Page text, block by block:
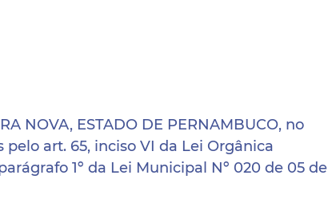
NOVA, ESTADO DE PERNAMBUCO, no
art. 65, inciso VI da Lei Orgânica
1º da Lei Municipal Nº 020 de 05 de